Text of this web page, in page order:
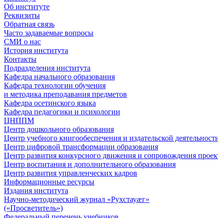
Об институте
Реквизиты
Обратная связь
Часто задаваемые вопросы
СМИ о нас
История института
Контакты
Подразделения института
Кафедра начального образования
Кафедра технологии обучения
и методика преподавания предметов
Кафедра осетинского языка
Кафедра педагогики и психологии
ЦНППМ
Центр дошкольного образования
Центр учебного книгообеспечения и издательской
Центр цифровой трансформации образования
Центр развития конкурсного движения и сопровождения
Центр воспитания и дополнительного образования
Центр развития управленческих кадров
Информационные ресурсы
Издания института
Научно-методический журнал «Рухстауæг»
(«Просветитель»)